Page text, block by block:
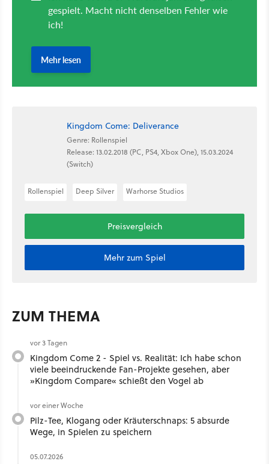
Kingdom Come: Deliverance
Genre: Rollenspiel
Release: 13.02.2018 (PC, PS4, Xbox One), 15.03.2024
(Switch)
Rollenspiel Deep Silver Warhorse Studios
Preisvergleich
Mehr zum Spiel
ZUM THEMA
vor 3 Tagen
Kingdom Come 2 - Spiel vs. Realität: Ich habe schon
viele beeindruckende Fan-Projekte gesehen, aber
»Kingdom Compare« schießt den Vogel ab
vor einer Woche
Pilz-Tee, Klogang oder Kräuterschnaps: 5 absurde
Wege, in Spielen zu speichern
05.07.2026